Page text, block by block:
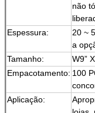
não
Espessura:
20 ~
a
Tamanho:
W9”
Empacotamento: 100
Aplicação: